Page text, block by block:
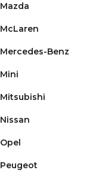
Mazda
McLaren
Mercedes-Benz
Mini
Mitsubishi
Nissan
Opel
Peugeot